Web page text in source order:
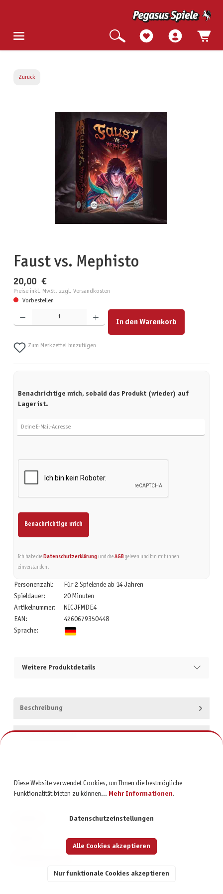
Zurück
Bildergalerie überspringen
Faust vs. Mephisto
20,00 €
Preise inkl. MwSt. zzgl. Versandkosten
Vorbestellen
Produkt Anzahl: Gib den gewünschten Wert ein oder benutze die Schaltflächen um die Anzahl zu
In den Warenkorb
Zum Merkzettel hinzufügen
Benachrichtige mich, sobald das Produkt (wieder) auf
Lager ist.
Benachrichtige mich
Ich habe die Datenschutzerklärungund die AGBgelesen und bin mit ihnen
einverstanden.
Personenzahl:
Für 2 Spielende ab 14 Jahren
Spieldauer:
20 Minuten
Artikelnummer:
NICJFMDE4
EAN:
4260679350448
Sprache:
Weitere Produktdetails
Beschreibung
Diese Website verwendet Cookies, um Ihnen die bestmögliche
Funktionalität bieten zu können... Mehr Informationen.
Datenschutzeinstellungen
Nur funktionale Cookies akzeptieren
Alle Cookies akzeptieren